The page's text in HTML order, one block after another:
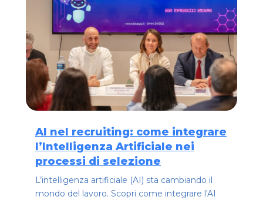
AI nel recruiting: come integrare
l’Intelligenza Artificiale nei
processi di selezione
L’intelligenza artificiale (AI) sta cambiando il
mondo del lavoro. Scopri come integrare l'AI